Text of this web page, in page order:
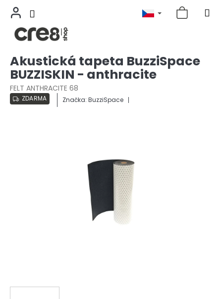
obsah
Akustická tapeta BuzziSpace
BUZZISKIN - anthracite
FELT ANTHRACITE 68
ZDARMA Značka:BuzziSpace